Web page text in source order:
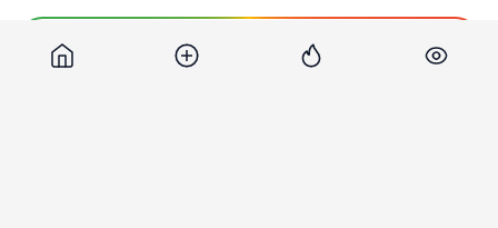
Подпишитесь на новости Point.md в Google